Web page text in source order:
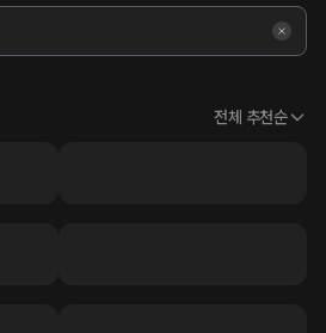
전체 추천순